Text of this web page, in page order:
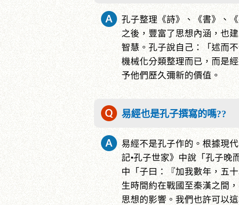
孔子整理《詩》、《書》、
之後，豐富了思想內涵，也
智慧。孔子說自己：「述而
機械化分類整理而已，而是
予他們歷久彌新的價值。
易經也是孔子撰寫的嗎??
易經不是孔子作的。根據現
記•孔子世家》中說「孔子晚
中「子曰：『加我數年，五
生時間約在戰國至秦漢之間
思想的影響。我們也許可以